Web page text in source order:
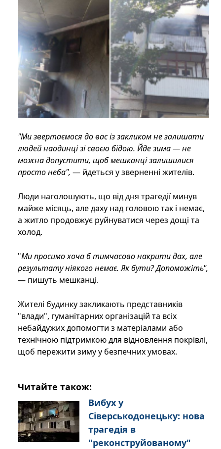
"Ми звертаємося до вас із закликом не залишати
людей наодинці зі своєю бідою. Йде зима — не
можна допустити, щоб мешканці залишилися
просто неба", — йдеться у зверненні жителів.
Люди наголошують, що від дня трагедії минув
майже місяць, але даху над головою так і немає,
а житло продовжує руйнуватися через дощі та
холод.
"Ми просимо хоча б тимчасово накрити дах, але
результату ніякого немає. Як бути? Допоможіть",
— пишуть мешканці.
Жителі будинку закликають представників
"влади", гуманітарних організацій та всіх
небайдужих допомогти з матеріалами або
технічною підтримкою для відновлення покрівлі,
щоб пережити зиму у безпечних умовах.
Читайте також:
Вибух у
Сіверськодонецьку: нова
трагедія в
"реконструйованому"